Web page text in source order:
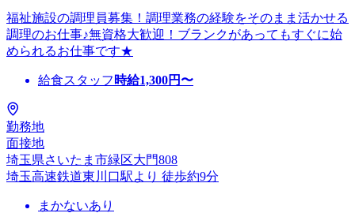
福祉施設の調理員募集！調理業務の経験をそのまま活かせる
調理のお仕事♪無資格大歓迎！ブランクがあってもすぐに始
められるお仕事です★
給食スタッフ 時給1,300円〜
勤務地
面接地
埼玉県さいたま市緑区大門808
埼玉高速鉄道東川口駅より 徒歩約9分
まかないあり